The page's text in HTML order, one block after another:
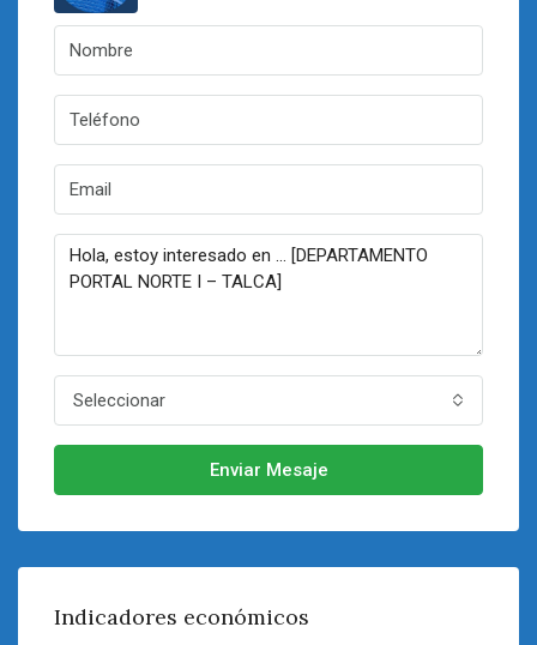
Seleccionar
Enviar Mesaje
Indicadores económicos